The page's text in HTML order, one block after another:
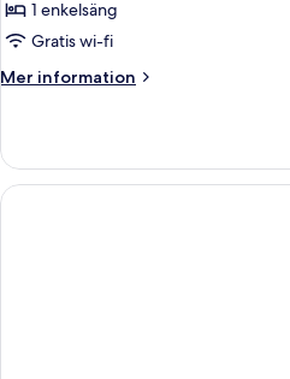
1 enkelsäng
Gratis wi-fi
Mer information
Mer
Room
With
Single